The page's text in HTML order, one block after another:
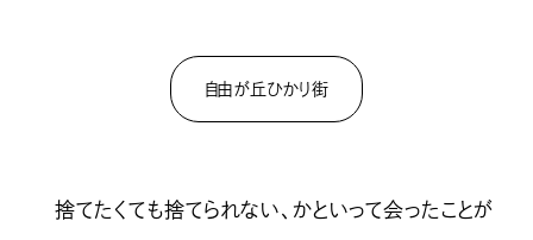
自由が丘ひかり街
捨てたくても捨てられない、かといって会ったことが